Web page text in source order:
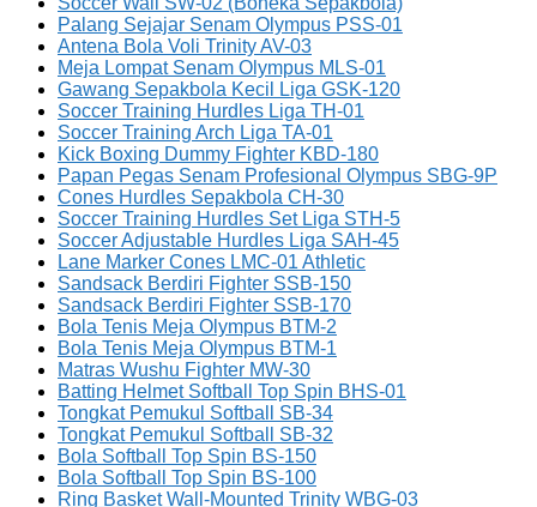
Palang Sejajar Senam Olympus PSS-01
Antena Bola Voli Trinity AV-03
Meja Lompat Senam Olympus MLS-01
Gawang Sepakbola Kecil Liga GSK-120
Soccer Training Hurdles Liga TH-01
Soccer Training Arch Liga TA-01
Kick Boxing Dummy Fighter KBD-180
Papan Pegas Senam Profesional Olympus SBG-9P
Cones Hurdles Sepakbola CH-30
Soccer Training Hurdles Set Liga STH-5
Soccer Adjustable Hurdles Liga SAH-45
Lane Marker Cones LMC-01 Athletic
Sandsack Berdiri Fighter SSB-150
Sandsack Berdiri Fighter SSB-170
Bola Tenis Meja Olympus BTM-2
Bola Tenis Meja Olympus BTM-1
Matras Wushu Fighter MW-30
Batting Helmet Softball Top Spin BHS-01
Tongkat Pemukul Softball SB-34
Tongkat Pemukul Softball SB-32
Bola Softball Top Spin BS-150
Bola Softball Top Spin BS-100
Ring Basket Wall-Mounted Trinity WBG-03